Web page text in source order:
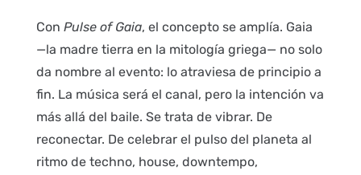
Con Pulse of Gaia, el concepto se amplía. Gaia
—la madre tierra en la mitología griega— no solo
da nombre al evento: lo atraviesa de principio a
fin. La música será el canal, pero la intención va
más allá del baile. Se trata de vibrar. De
reconectar. De celebrar el pulso del planeta al
ritmo de techno, house, downtempo,